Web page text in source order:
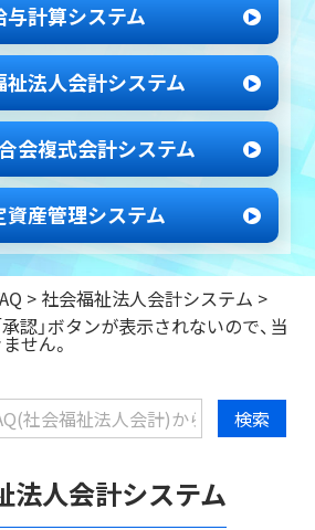
与計算システム
祉法人会計システム
会複式会計システム
資産管理システム
> 社会福祉法人会計システム >
承認」ボタンが表示されないので、当
せん。
法人会計システム